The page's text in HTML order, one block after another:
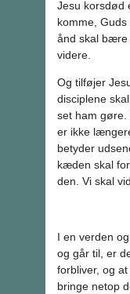
Jesu korsdød
komme,
ånd skal bære
videre.
Og tilføjer
disciplene
set ham gøre.
er ikke
betyder
kæden skal
den. Vi skal
I en verden
og går til, er
forbliver, og
bringe netop